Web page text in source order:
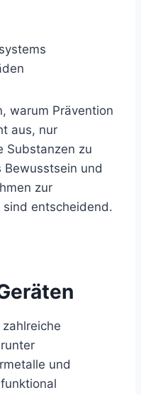
warum Prävention
aus, nur
Substanzen zu
Bewusstsein und
zur
sind entscheidend.
und